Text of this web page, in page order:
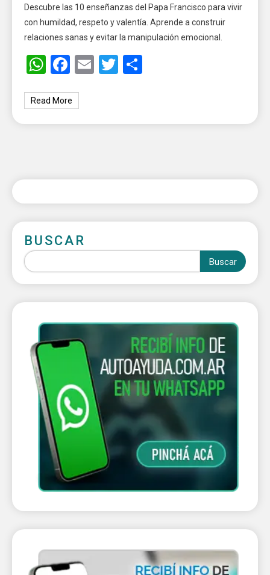
Descubre las 10 enseñanzas del Papa Francisco para vivir
con humildad, respeto y valentía. Aprende a construir
relaciones sanas y evitar la manipulación emocional.
WhatsApp
Facebook
EmailTwitter
Read More
BUSCAR
Buscar